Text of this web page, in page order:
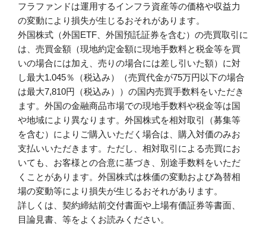
フラファンドは運用するインフラ資産等の価格や収益力
の変動により損失が生じるおそれがあります。
外国株式（外国ETF、外国預託証券を含む）の売買取引に
は、売買金額（現地約定金額に現地手数料と税金等を買
いの場合には加え、売りの場合には差し引いた額）に対
し最大1.045％（税込み）（売買代金が75万円以下の場合
は最大7,810円（税込み））の国内売買手数料をいただき
ます。外国の金融商品市場での現地手数料や税金等は国
や地域により異なります。外国株式を相対取引（募集等
を含む）によりご購入いただく場合は、購入対価のみお
支払いいただきます。ただし、相対取引による売買にお
いても、お客様との合意に基づき、別途手数料をいただ
くことがあります。外国株式は株価の変動および為替相
場の変動等により損失が生じるおそれがあります。
詳しくは、契約締結前交付書面や上場有価証券等書面、
目論見書、等をよくお読みください。